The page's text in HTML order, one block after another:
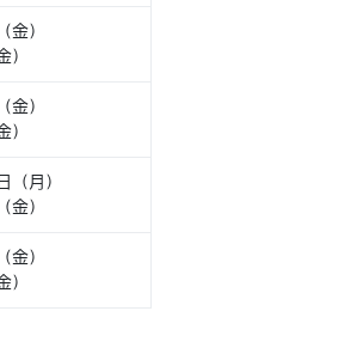
金）
金）
（月）
）
金）